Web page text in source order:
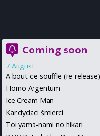
Coming soon
7 August
A bout de souffle (re-release)
Homo Argentum
Ice Cream Man
Kandydaci śmierci
Toi yama-nami no hikari